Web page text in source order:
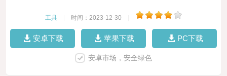
工具 时间：2023-12-30
安卓下载 苹果下载 PC下载
安卓市场，安全绿色